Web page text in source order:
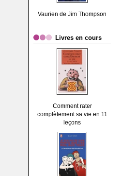
Vaurien de Jim Thompson
Livres en cours
Comment rater
complètement sa vie en 11
leçons